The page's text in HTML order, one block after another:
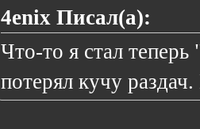
4enix Писал(а):
Что-то я стал
потерял кучу